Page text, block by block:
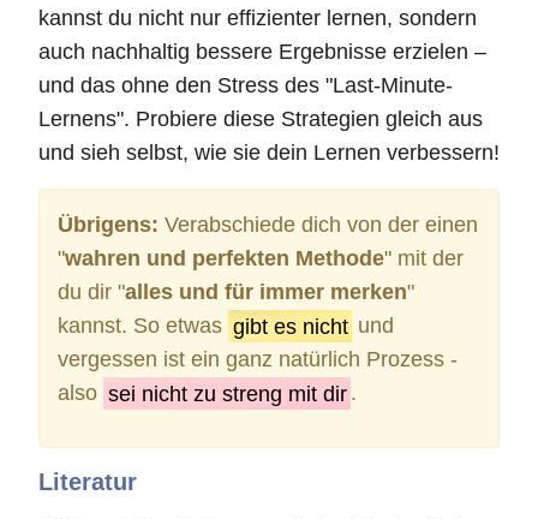
kannst du nicht nur effizienter lernen, sondern
auch nachhaltig bessere Ergebnisse erzielen –
und das ohne den Stress des "Last-Minute-
Lernens". Probiere diese Strategien gleich aus
und sieh selbst, wie sie dein Lernen verbessern!
Übrigens: Verabschiede dich von der einen
"wahren und perfekten Methode" mit der
du dir "alles und für immer merken"
kannst. So etwas gibt es nicht und
vergessen ist ein ganz natürlich Prozess -
also sei nicht zu streng mit dir .
Literatur